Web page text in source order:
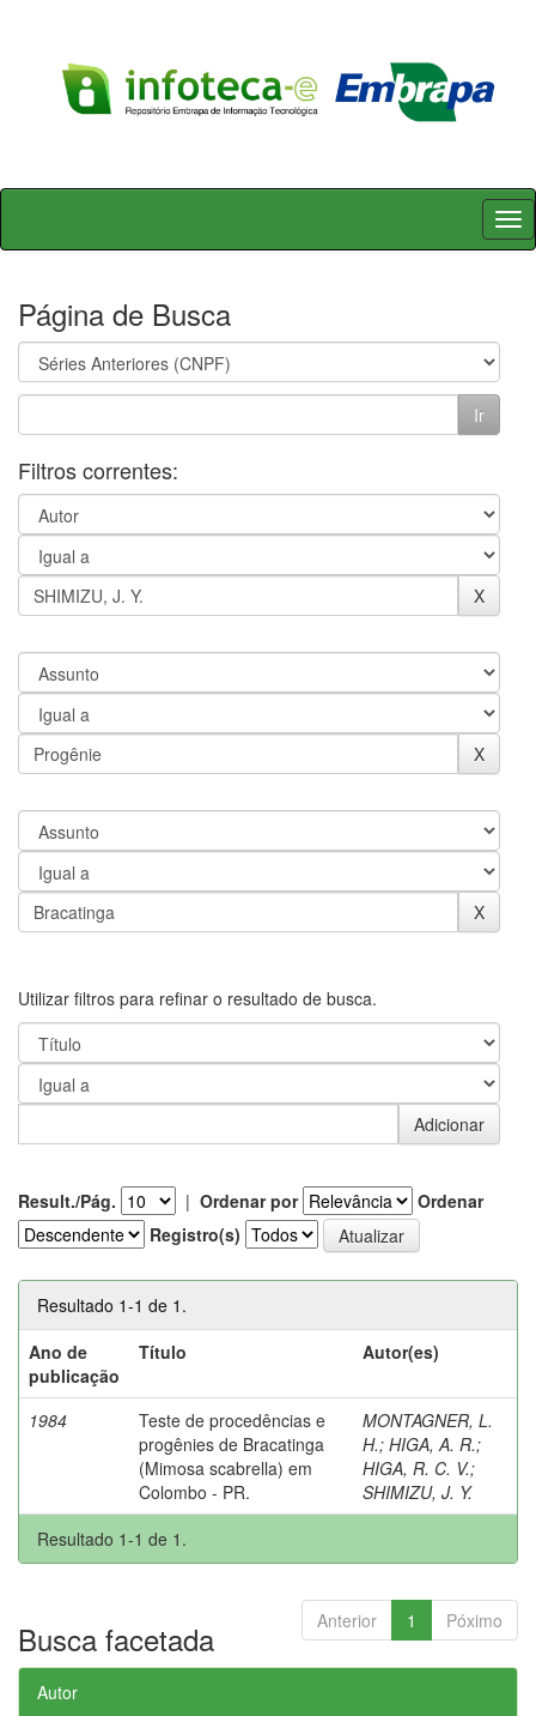
Skip
Página de Busca
Filtros correntes:
Utilizar filtros para refinar o resultado de busca.
Result./Pág. | Ordenar por
Ordenar
Registro(s)
Resultado 1-1 de 1.
Ano de
publicação
Título Autor(es)
1984
Teste de procedências e
progênies de Bracatinga
(Mimosa scabrella) em
Colombo - PR.
MONTAGNER, L.
H.; HIGA, A. R.;
HIGA, R. C. V.;
SHIMIZU, J. Y.
Resultado 1-1 de 1.
Anterior 1 Póximo
Busca facetada
Autor